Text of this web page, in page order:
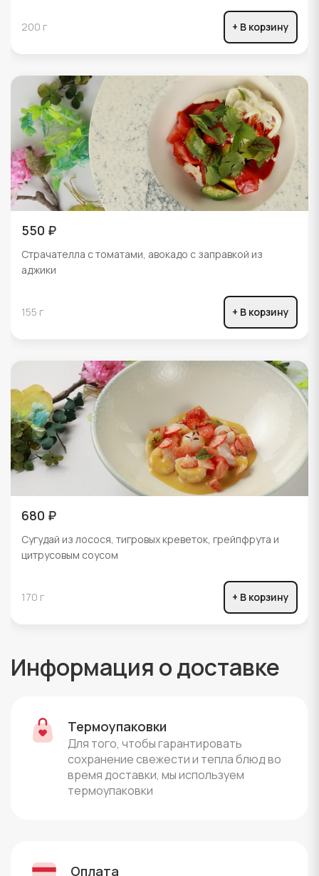
200 г + В корзину
550 ₽
Страчателла с томатами, авокадо с заправкой из
аджики
155 г + В корзину
680 ₽
Сугудай из лосося, тигровых креветок, грейпфрута и
цитрусовым соусом
170 г + В корзину
Информация о доставке
Термоупаковки
Для того, чтобы гарантировать
сохранение свежести и тепла блюд во
время доставки, мы используем
термоупаковки
Оплата